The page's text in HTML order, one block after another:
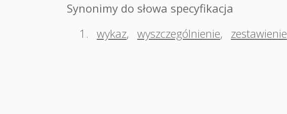
Synonimy do słowa specyfikacja
1. wykaz, wyszczególnienie, zestawienie